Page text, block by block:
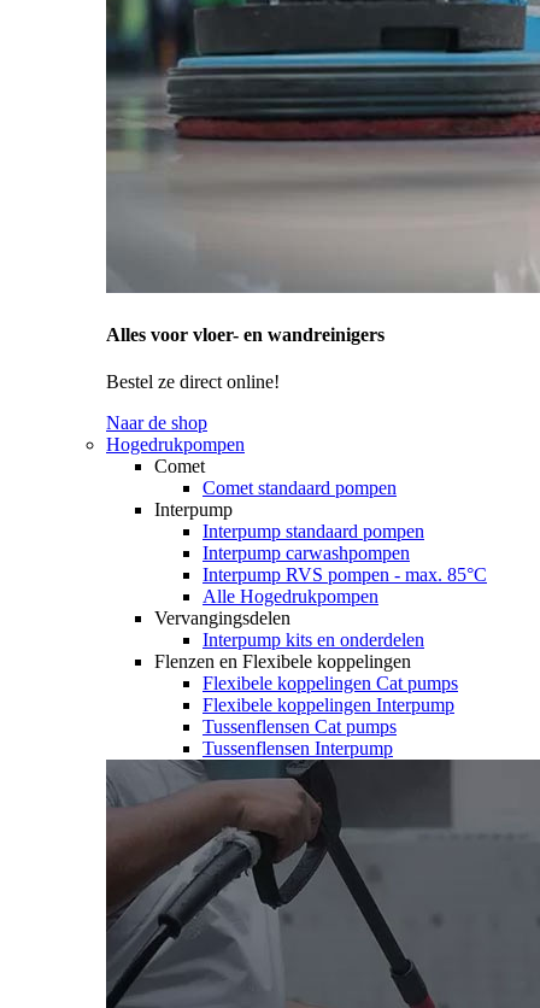
Alles voor vloer- en wandreinigers
Bestel ze direct online!
Naar de shop
Hogedrukpompen
Comet
Comet standaard pompen
Interpump
Interpump standaard pompen
Interpump carwashpompen
Interpump RVS pompen - max. 85°C
Alle Hogedrukpompen
Vervangingsdelen
Interpump kits en onderdelen
Flenzen en Flexibele koppelingen
Flexibele koppelingen Cat pumps
Flexibele koppelingen Interpump
Tussenflensen Cat pumps
Tussenflensen Interpump